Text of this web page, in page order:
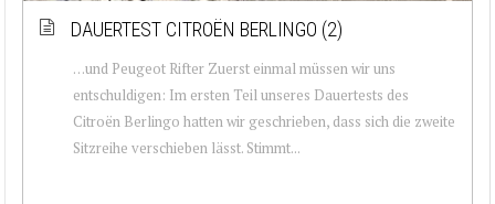
DAUERTEST CITROËN BERLINGO (2)
…und Peugeot Rifter Zuerst einmal müssen wir uns
entschuldigen: Im ersten Teil unseres Dauertests des
Citroën Berlingo hatten wir geschrieben, dass sich die zweite
Sitzreihe verschieben lässt. Stimmt...